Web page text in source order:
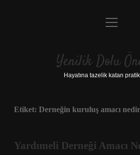
Anasayfa
Yasal Uyarı
menüyü
Yenilik Dolu
Hayatına tazelik katan
Etiket: Derneğin kuruluş amacı nedir
Yardımeli Derneği Amacı